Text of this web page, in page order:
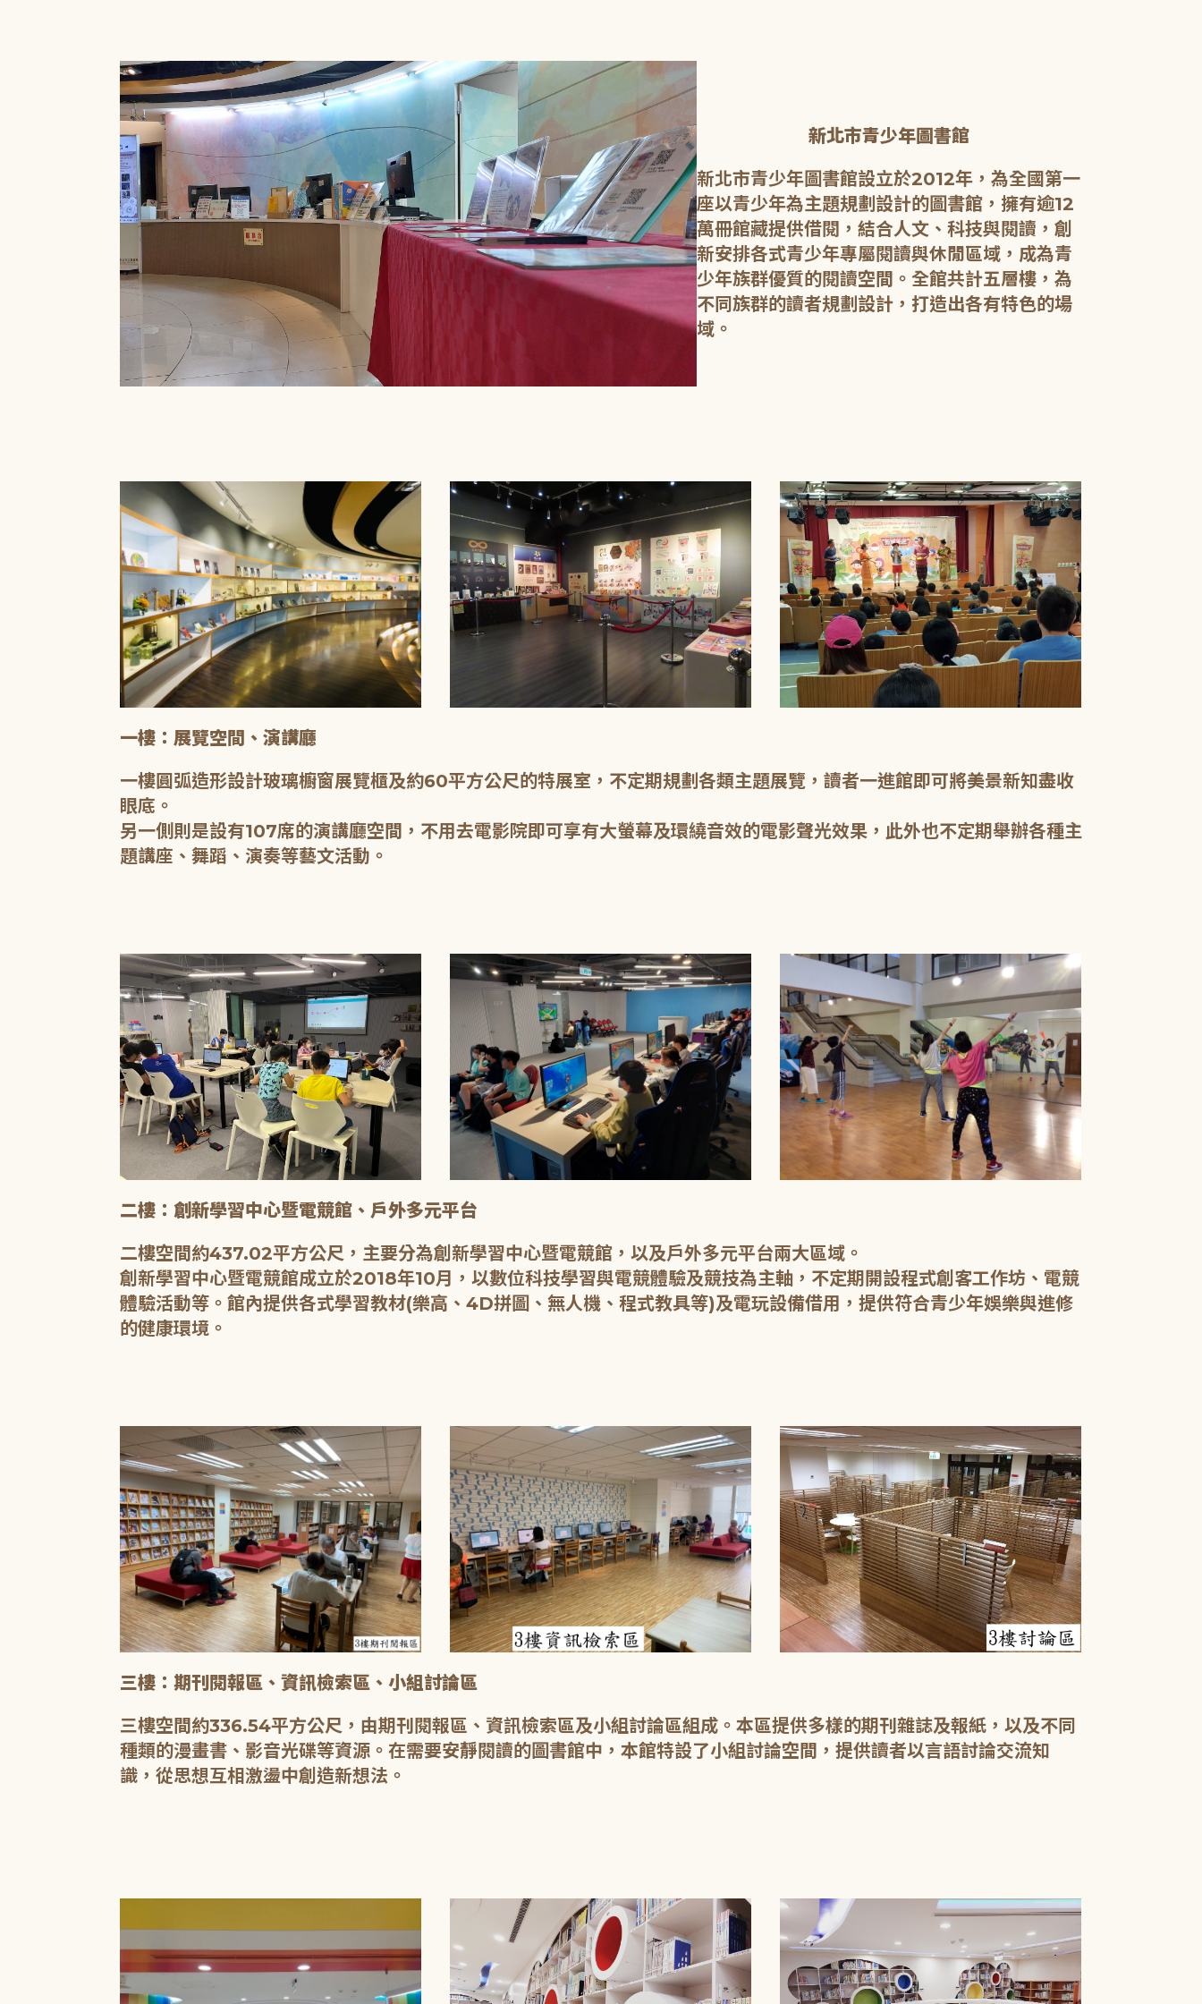
新北市青少年圖書館
新北市青少年圖書館設立於2012年，為全國第一
座以青少年為主題規劃設計的圖書館，擁有逾12
萬冊館藏提供借閱，結合人文、科技與閱讀，創
新安排各式青少年專屬閱讀與休閒區域，成為青
少年族群優質的閱讀空間。全館共計五層樓，為
不同族群的讀者規劃設計，打造出各有特色的場
域。
一樓：展覽空間、演講廳
一樓圓弧造形設計玻璃櫥窗展覽櫃及約60平方公尺的特展室，不定期規劃各類主題展覽，讀者一進館即可將美景新知盡收
眼底。
另一側則是設有107席的演講廳空間，不用去電影院即可享有大螢幕及環繞音效的電影聲光效果，此外也不定期舉辦各種主
題講座、舞蹈、演奏等藝文活動。
二樓：創新學習中心暨電競館、戶外多元平台
二樓空間約437.02平方公尺，主要分為創新學習中心暨電競館，以及戶外多元平台兩大區域。
創新學習中心暨電競館成立於2018年10月，以數位科技學習與電競體驗及競技為主軸，不定期開設程式創客工作坊、電競
體驗活動等。館內提供各式學習教材(樂高、4D拼圖、無人機、程式教具等)及電玩設備借用，提供符合青少年娛樂與進修
的健康環境。
三樓：期刊閱報區、資訊檢索區、小組討論區
三樓空間約336.54平方公尺，由期刊閱報區、資訊檢索區及小組討論區組成。本區提供多樣的期刊雜誌及報紙，以及不同
種類的漫畫書、影音光碟等資源。在需要安靜閱讀的圖書館中，本館特設了小組討論空間，提供讀者以言語討論交流知
識，從思想互相激盪中創造新想法。